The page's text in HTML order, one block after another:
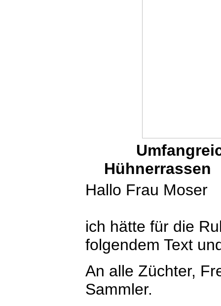
Hühnerrassen
Hallo Frau Moser
ich hätte für die
folgendem Text
An alle Züchter,
Sammler.